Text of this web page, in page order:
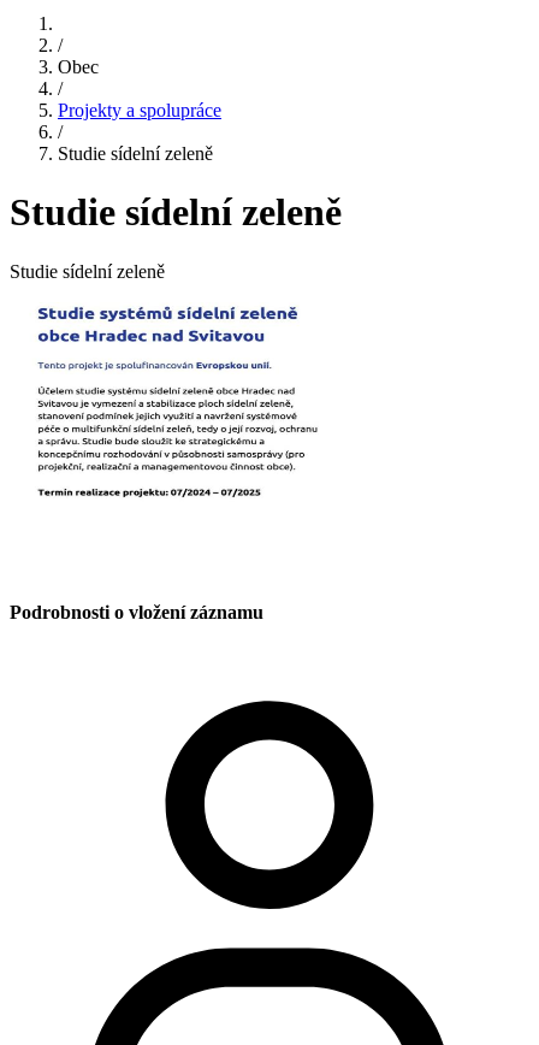
/
Obec
/
Projekty a spolupráce
/
Studie sídelní zeleně
Studie sídelní zeleně
Studie sídelní zeleně
Podrobnosti o vložení záznamu